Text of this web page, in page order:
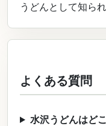
うどんとして知られ
よくある質問
水沢うどんはど